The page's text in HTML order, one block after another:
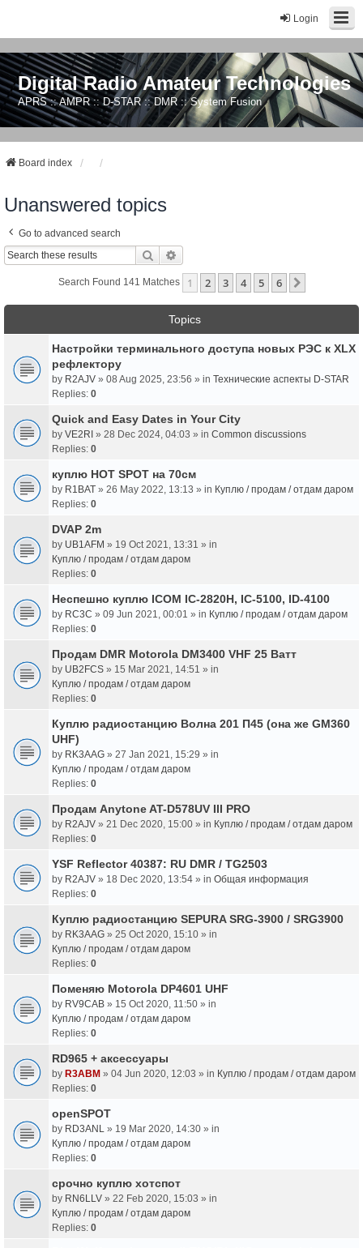
Login
Digital Radio Amateur Technologies
APRS :: AMPR :: D-STAR :: DMR :: System Fusion
Board index
Unanswered topics
Go to advanced search
Search
Search Found 141 Matches 1 2 3 4 5 6
Topics
Настройки терминального доступа новых РЭС к XLX
рефлектору
by R2AJV » 08 Aug 2025, 23:56 » in Технические аспекты D-STAR
Replies: 0
Quick and Easy Dates in Your City
by VE2RI » 28 Dec 2024, 04:03 » in Common discussions
Replies: 0
куплю HOT SPOT на 70см
by R1BAT » 26 May 2022, 13:13 » in Куплю / продам / отдам даром
Replies: 0
DVAP 2m
by UB1AFM » 19 Oct 2021, 13:31 » in
Куплю / продам / отдам даром
Replies: 0
Неспешно куплю ICOM IC-2820H, IC-5100, ID-4100
by RC3C » 09 Jun 2021, 00:01 » in Куплю / продам / отдам даром
Replies: 0
Продам DMR Motorola DM3400 VHF 25 Ватт
by UB2FCS » 15 Mar 2021, 14:51 » in
Куплю / продам / отдам даром
Replies: 0
Куплю радиостанцию Волна 201 П45 (она же GM360
UHF)
by RK3AAG » 27 Jan 2021, 15:29 » in
Куплю / продам / отдам даром
Replies: 0
Продам Anytone AT-D578UV III PRO
by R2AJV » 21 Dec 2020, 15:00 » in Куплю / продам / отдам даром
Replies: 0
YSF Reflector 40387: RU DMR / TG2503
by R2AJV » 18 Dec 2020, 13:54 » in Общая информация
Replies: 0
Куплю радиостанцию SEPURA SRG-3900 / SRG3900
by RK3AAG » 25 Oct 2020, 15:10 » in
Куплю / продам / отдам даром
Replies: 0
Поменяю Motorola DP4601 UHF
by RV9CAB » 15 Oct 2020, 11:50 » in
Куплю / продам / отдам даром
Replies: 0
RD965 + аксессуары
by R3ABM » 04 Jun 2020, 12:03 » in Куплю / продам / отдам даром
Replies: 0
openSPOT
by RD3ANL » 19 Mar 2020, 14:30 » in
Куплю / продам / отдам даром
Replies: 0
срочно куплю хотспот
by RN6LLV » 22 Feb 2020, 15:03 » in
Куплю / продам / отдам даром
Replies: 0